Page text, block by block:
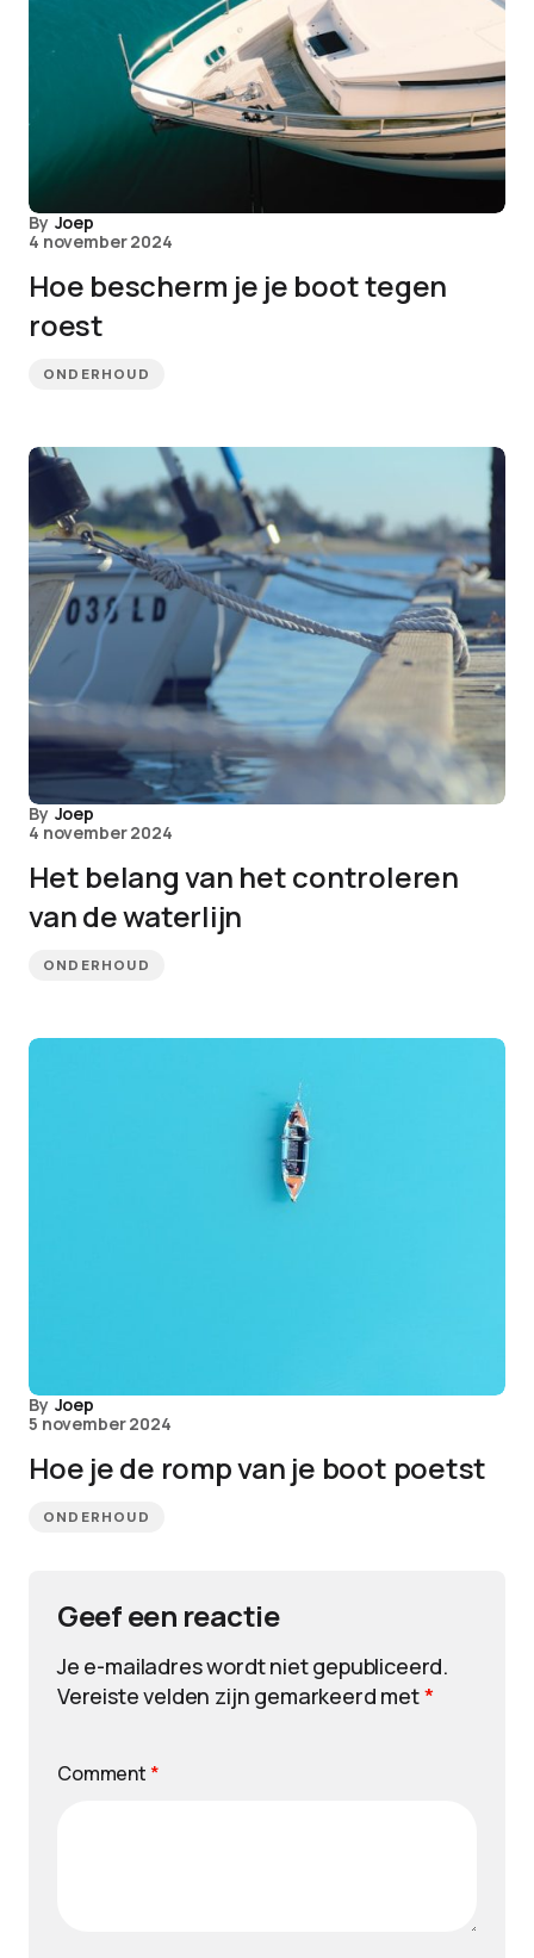
By Joep
4 november 2024
Hoe bescherm je je boot tegen
roest
ONDERHOUD
By Joep
4 november 2024
Het belang van het controleren
van de waterlijn
ONDERHOUD
By Joep
5 november 2024
Hoe je de romp van je boot poetst
ONDERHOUD
Geef een reactie
Je e-mailadres wordt niet gepubliceerd.
Vereiste velden zijn gemarkeerd met*
Comment *